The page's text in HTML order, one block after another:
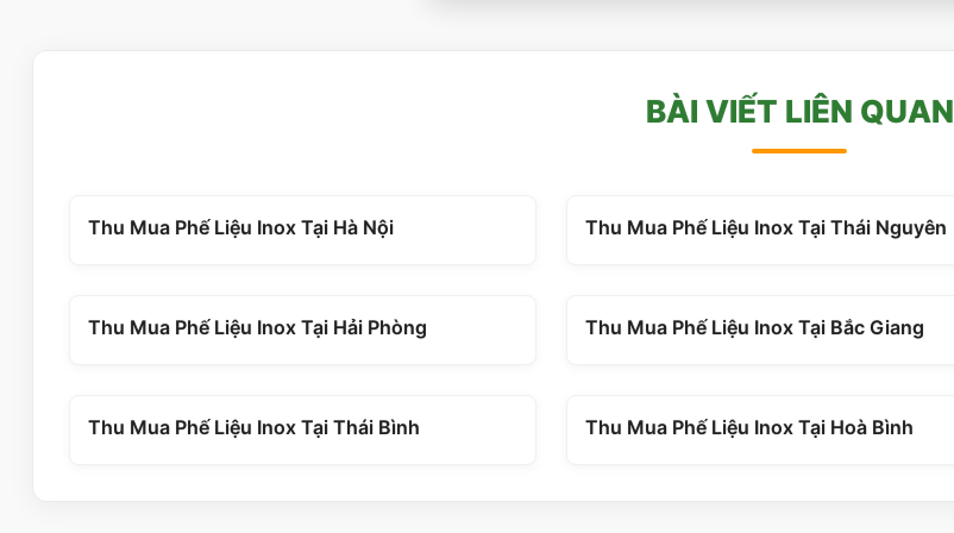
BÀI VIẾT LIÊN QUAN
Thu Mua Phế Liệu Inox Tại Hà Nội Thu Mua Phế Liệu Inox Tại Thái Nguyên
Thu Mua Phế Liệu Inox Tại Hải Phòng Thu Mua Phế Liệu Inox Tại Bắc Giang
Thu Mua Phế Liệu Inox Tại Thái Bình Thu Mua Phế Liệu Inox Tại Hoà Bình